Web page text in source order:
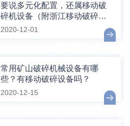
要说多元化配置，还属移动破
碎机设备（附浙江移动破碎现
场图片）
2020-12-01
常用矿山破碎机械设备有哪
些？有移动破碎设备吗？
2020-12-15